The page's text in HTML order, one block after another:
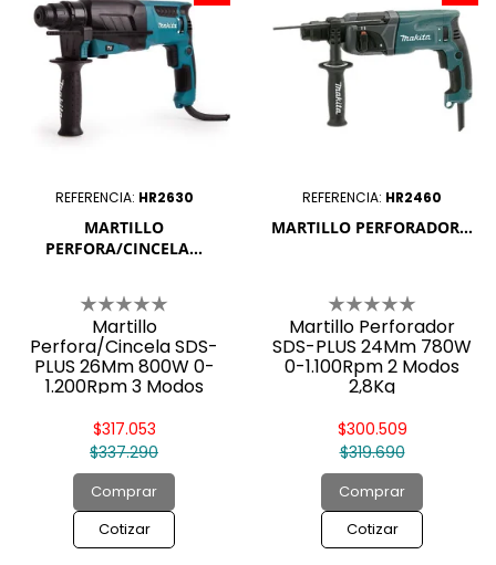
REFERENCIA: HR2630
MARTILLO
PERFORA/CINCELA...
Martillo
Perfora/Cincela SDS-
PLUS 26Mm 800W 0-
1.200Rpm 3 Modos
$337.290
$317.053
Comprar
Cotizar
REFERENCIA: HR2460
MARTILLO PERFORADOR...
Martillo Perforador
SDS-PLUS 24Mm 780W
0-1.100Rpm 2 Modos
2,8Kg
$319.690
$300.509
Comprar
Cotizar